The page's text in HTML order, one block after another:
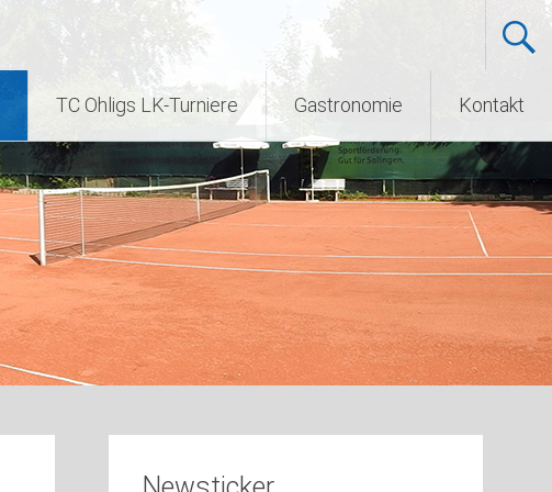
TC Ohligs LK-Turniere Gastronomie Kontakt